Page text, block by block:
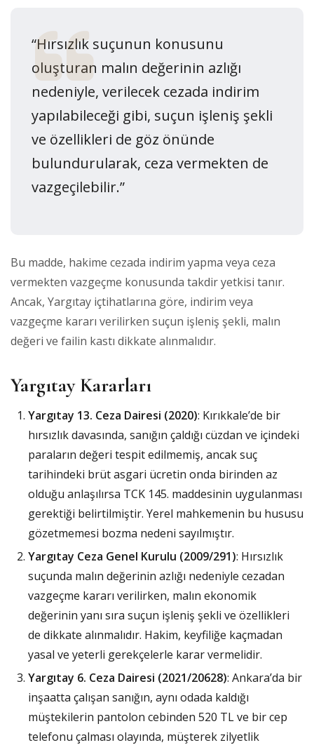
“Hırsızlık suçunun konusunu
oluşturan malın değerinin azlığı
nedeniyle, verilecek cezada indirim
yapılabileceği gibi, suçun işleniş şekli
ve özellikleri de göz önünde
bulundurularak, ceza vermekten de
vazgeçilebilir.”
Bu madde, hakime cezada indirim yapma veya ceza
vermekten vazgeçme konusunda takdir yetkisi tanır.
Ancak, Yargıtay içtihatlarına göre, indirim veya
vazgeçme kararı verilirken suçun işleniş şekli, malın
değeri ve failin kastı dikkate alınmalıdır.
Yargıtay Kararları
Yargıtay 13. Ceza Dairesi (2020): Kırıkkale’de bir
hırsızlık davasında, sanığın çaldığı cüzdan ve içindeki
paraların değeri tespit edilmemiş, ancak suç
tarihindeki brüt asgari ücretin onda birinden az
olduğu anlaşılırsa TCK 145. maddesinin uygulanması
gerektiği belirtilmiştir. Yerel mahkemenin bu hususu
gözetmemesi bozma nedeni sayılmıştır.
Yargıtay Ceza Genel Kurulu (2009/291): Hırsızlık
suçunda malın değerinin azlığı nedeniyle cezadan
vazgeçme kararı verilirken, malın ekonomik
değerinin yanı sıra suçun işleniş şekli ve özellikleri
de dikkate alınmalıdır. Hakim, keyfiliğe kaçmadan
yasal ve yeterli gerekçelerle karar vermelidir.
Yargıtay 6. Ceza Dairesi (2021/20628): Ankara’da bir
inşaatta çalışan sanığın, aynı odada kaldığı
müştekilerin pantolon cebinden 520 TL ve bir cep
telefonu çalması olayında, müşterek zilyetlik